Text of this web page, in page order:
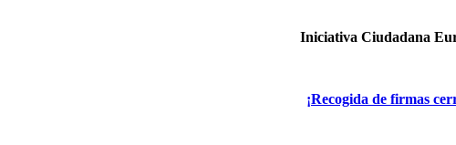
Iniciativa Ciudadana
¡Recogida de firmas